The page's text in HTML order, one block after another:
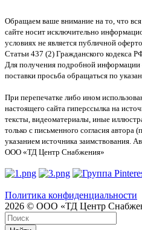
Обращаем ваше внимание на то, что
сайте носит исключительно
условиях не является публичной
Статьи 437 (2) Гражданского кодекса
Для получения подробной информации
поставки просьба обращаться по
При перепечатке либо ином
настоящего сайта гиперссылка на
тексты, видеоматериалы, иные
только с письменного согласия автора
указанием источника заимствования.
ООО «ТД Центр Снабжения»
Политика конфиденциальности
2026 © ООО «ТД Центр